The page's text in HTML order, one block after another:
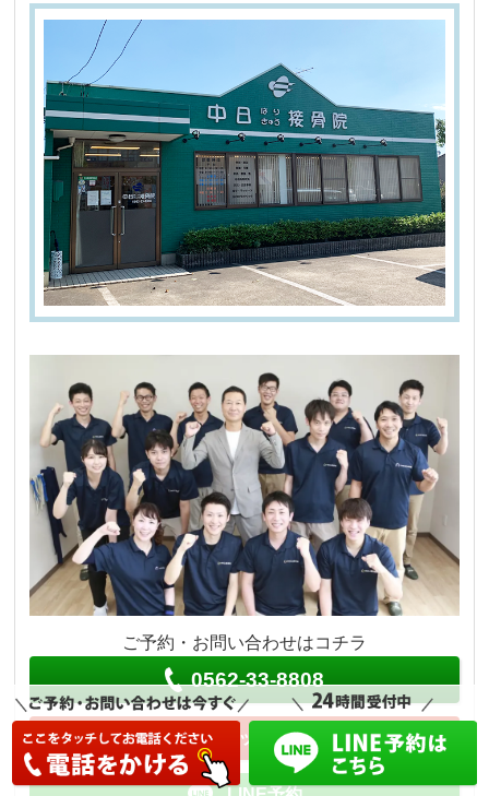
ご予約・お問い合わせはコチラ
0562-33-8808
ネット予約